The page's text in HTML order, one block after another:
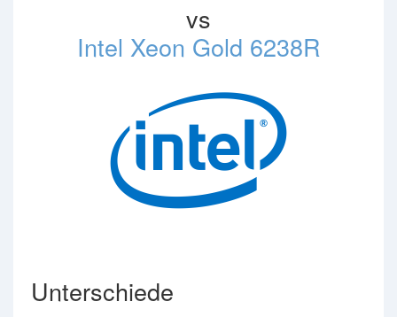
vs
Intel Xeon Gold 6238R
Unterschiede